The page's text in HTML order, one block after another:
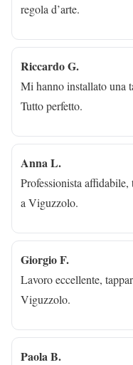
regola d’arte.
Riccardo G.
Mi hanno installato una
Tutto perfetto.
Anna L.
Professionista
a Viguzzolo.
Giorgio F.
Lavoro eccellente,
Viguzzolo.
Paola B.